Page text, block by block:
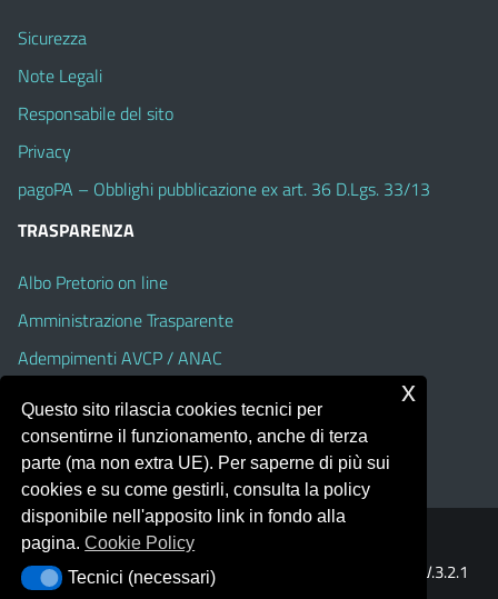
Sicurezza
Note Legali
Responsabile del sito
Privacy
pagoPA – Obblighi pubblicazione ex art. 36 D.Lgs. 33/13
TRASPARENZA
Albo Pretorio on line
Amministrazione Trasparente
Adempimenti AVCP / ANAC
Accesso Civico
Dichiarazione di accessibilità
Portale realizzato con la piattaforma
Template Italia configurato sul tema accessibile
V.3.2.1
Questo sito rilascia cookies tecnici per
consentirne il funzionamento, anche di terza
parte (ma non extra UE). Per saperne di più sui
cookies e su come gestirli, consulta la policy
disponibile nell'apposito link in fondo alla
pagina.Cookie Policy
Tecnici (necessari)
Tecnici (necessari)
x